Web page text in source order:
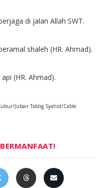
di jalan Allah SWT.
shaleh (HR. Ahmad).
(HR. Ahmad).
Jubair Tablig Syahid/Cable
BERMANFAAT!